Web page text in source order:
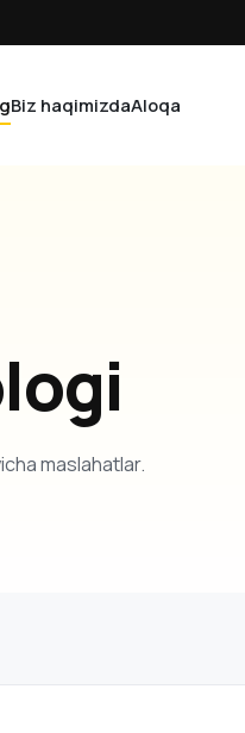
Biz haqimizdaAloqa
maslahatlar.